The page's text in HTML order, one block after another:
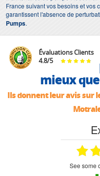
France suivant vos besoins et vos
garantissent l'absence de
Pumps.
Évaluations Clients
4.8/5
mieux
Ils donnent leur avis sur
see